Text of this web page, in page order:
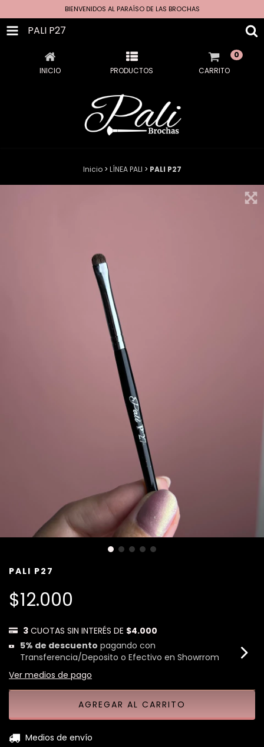
BIENVENIDOS AL PARAÍSO DE LAS BROCHAS
PALI P27
INICIO PRODUCTOS CARRITO
0
Inicio > LÍNEA PALI > PALI P27
PALI P27
$12.000
3 CUOTAS SIN INTERÉS DE $4.000
5% de descuento pagando con
Transferencia/Deposito o Efectivo en Showrrom
Ver medios de pago
Entregas para el CP:
Medios de envío